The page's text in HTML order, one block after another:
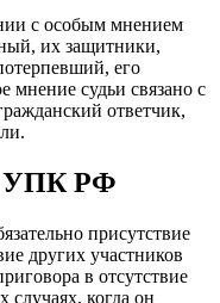
с особым мнением
их защитники,
его
мнение судьи связано с
ответчик,
УПК РФ
присутствие
других участников
в отсутствие
случаях, когда он